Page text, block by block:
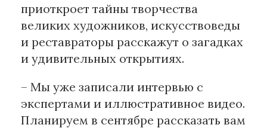
приоткроет тайны творчества
великих художников, искусствоведы
и реставраторы расскажут о загадках
и удивительных открытиях.
– Мы уже записали интервью с
экспертами и иллюстративное видео.
Планируем в сентябре рассказать вам